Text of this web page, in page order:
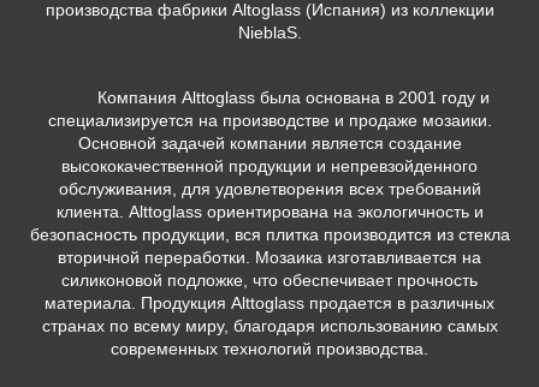
производства фабрики Altoglass (Испания) из коллекции
NieblaS.
Компания Alttoglass была основана в 2001 году и
специализируется на производстве и продаже мозаики.
Основной задачей компании является создание
высококачественной продукции и непревзойденного
обслуживания, для удовлетворения всех требований
клиента. Alttoglass ориентирована на экологичность и
безопасность продукции, вся плитка производится из стекла
вторичной переработки. Мозаика изготавливается на
силиконовой подложке, что обеспечивает прочность
материала. Продукция Alttoglass продается в различных
странах по всему миру, благодаря использованию самых
современных технологий производства.